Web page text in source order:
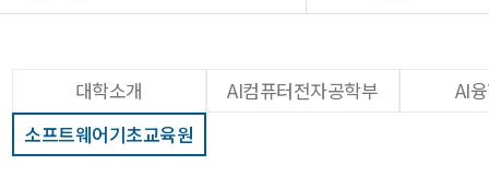
대학소개 AI컴퓨터전자공학부
AI
소프트웨어기초교육원